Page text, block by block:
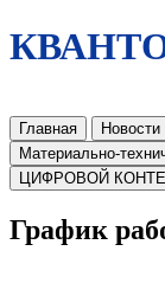
Главная Новости
Материально-
ЦИФРОВОЙ
График